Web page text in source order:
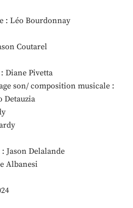
: Léo Bourdonnay
Coutarel
Diane Pivetta
son/ composition musicale :
Detauzia
Jason Delalande
Albanesi